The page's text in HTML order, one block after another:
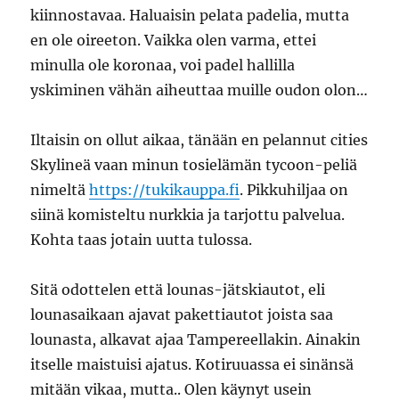
kiinnostavaa. Haluaisin pelata padelia, mutta
en ole oireeton. Vaikka olen varma, ettei
minulla ole koronaa, voi padel hallilla
yskiminen vähän aiheuttaa muille oudon olon…
Iltaisin on ollut aikaa, tänään en pelannut cities
Skylineä vaan minun tosielämän tycoon-peliä
nimeltähttps://tukikauppa.fi. Pikkuhiljaa on
siinä komisteltu nurkkia ja tarjottu palvelua.
Kohta taas jotain uutta tulossa.
Sitä odottelen että lounas-jätskiautot, eli
lounasaikaan ajavat pakettiautot joista saa
lounasta, alkavat ajaa Tampereellakin. Ainakin
itselle maistuisi ajatus. Kotiruuassa ei sinänsä
mitään vikaa, mutta.. Olen käynyt usein